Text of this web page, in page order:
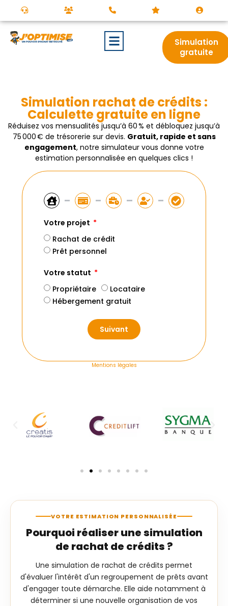
Simulation
gratuite
Simulation rachat de crédits :
Calculette gratuite en ligne
Réduisez vos mensualités jusqu’à 60 % et débloquez jusqu’à
75 000 € de trésorerie sur devis. Gratuit, rapide et sans
engagement, notre simulateur vous donne votre
estimation personnalisée en quelques clics !
Votre projet
Rachat de crédit
Prêt personnel
Votre statut
Propriétaire
Locataire
Hébergement gratuit
Suivant
Mentions légales
VOTRE ESTIMATION PERSONNALISÉE
Pourquoi réaliser une simulation
de rachat de crédits ?
Une simulation de rachat de crédits permet
d'évaluer l'intérêt d'un regroupement de prêts avant
d'engager toute démarche. Elle aide notamment à
déterminer si une nouvelle organisation de vos